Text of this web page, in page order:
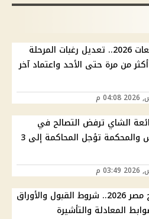
تنسيق الجامعات 2026.. تعديل رغبات المرحلة
من مرة حتى الأحد واعتماد آخر
الشاي ترفض التصالح في
قضية الدهس والمحكمة تؤجل المحاكمة إلى 3
الدراسة خارج مصر 2026.. شروط القبول والأوراق
المعادلة والتأشيرة